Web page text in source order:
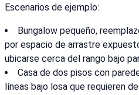
Escenarios de ejemplo:
Bungalow pequeño,
por espacio de arrastre
ubicarse cerca del rango bajo
Casa de dos pisos con
líneas bajo losa que requieren